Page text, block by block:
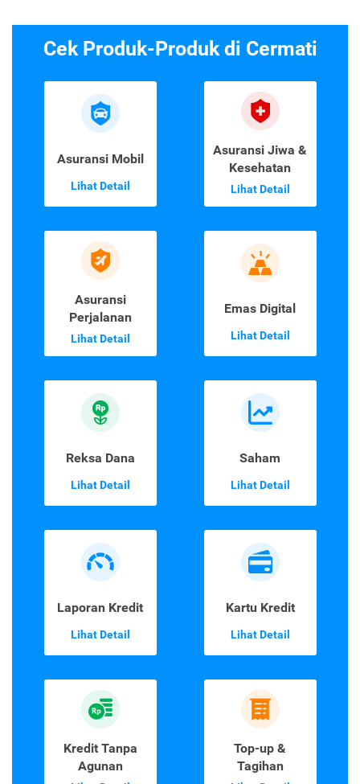
Cek Produk-Produk di Cermati
Asuransi Mobil
Lihat Detail
Asuransi Jiwa &
Kesehatan
Lihat Detail
Asuransi
Perjalanan
Lihat Detail
Emas Digital
Lihat Detail
Reksa Dana
Lihat Detail
Saham
Lihat Detail
Laporan Kredit
Lihat Detail
Kartu Kredit
Lihat Detail
Kredit Tanpa
Agunan
Top-up &
Tagihan